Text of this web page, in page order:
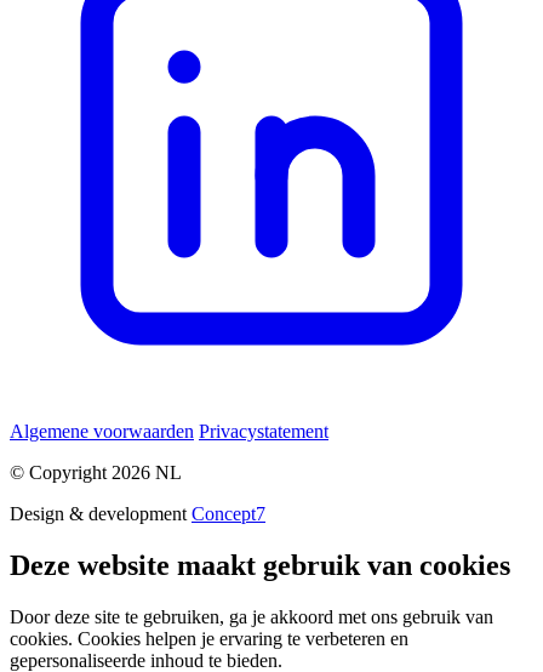
Algemene voorwaarden Privacystatement
© Copyright 2026 NL
Design & development Concept7
Deze website maakt gebruik van cookies
Door deze site te gebruiken, ga je akkoord met ons gebruik van
cookies. Cookies helpen je ervaring te verbeteren en
gepersonaliseerde inhoud te bieden.